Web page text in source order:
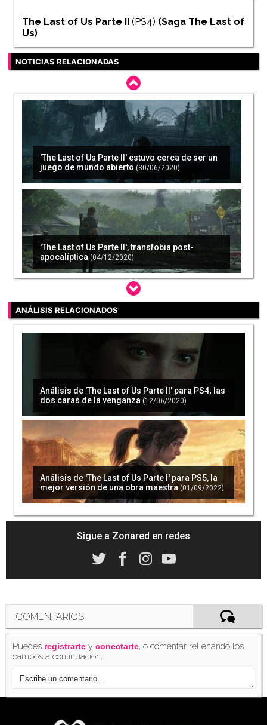
The Last of Us Parte II (PS4) (Saga The Last of
Us)
NOTICIAS RELACIONADAS
'The Last of Us Parte II' estuvo cerca de ser un
juego de mundo abierto (30/06/2020)
'The Last of Us Parte II', transfobia post-
apocalíptica (04/12/2020)
'The Last of Us 3' ya tiene historia, pero todavía
(28/04/2021)
'The Last of Us Parte 2' se actualiza gratis en
PS5 con mejoras de rendimiento
(20/05/2021)
La serie de 'The Last of Us' para HBO confirma
su ventana de estreno, pero no será en 2022
de lanzamiento para este 2022: te contamos
todos los detalles
'The Last of Us Parte 2' ya está entre los juegos
que han vendido más de 10 millones de
ANÁLISIS RELACIONADOS
Análisis de 'The Last of Us Parte II' para PS4; las
dos caras de la venganza (12/06/2020)
Análisis de 'The Last of Us Parte I' para PS5, la
mejor versión de una obra maestra (01/09/2022)
Sigue a Zonared en redes
COMENTARIOS
Puedes registrarte yconectarte, o comentar rellenando los
campos a continuación.